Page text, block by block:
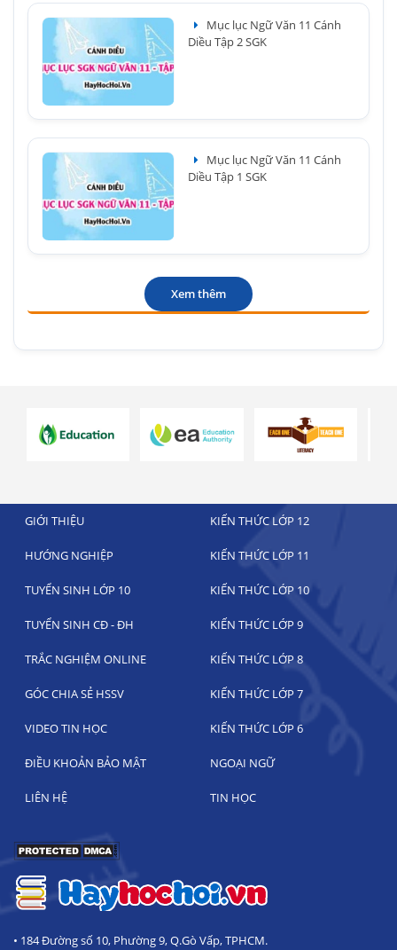
Mục lục Ngữ Văn 11 Cánh
Diều Tập 2 SGK
Mục lục Ngữ Văn 11 Cánh
Diều Tập 1 SGK
Xem thêm
GIỚI THIỆU KIẾN THỨC LỚP 12
HƯỚNG NGHIỆP KIẾN THỨC LỚP 11
TUYỂN SINH LỚP 10 KIẾN THỨC LỚP 10
TUYỂN SINH CĐ - ĐH KIẾN THỨC LỚP 9
TRẮC NGHIỆM ONLINE KIẾN THỨC LỚP 8
GÓC CHIA SẺ HSSV KIẾN THỨC LỚP 7
VIDEO TIN HỌC KIẾN THỨC LỚP 6
ĐIỀU KHOẢN BẢO MẬT NGOẠI NGỮ
LIÊN HỆ TIN HỌC
• 184 Đường số 10, Phường 9, Q.Gò Vấp, TPHCM.